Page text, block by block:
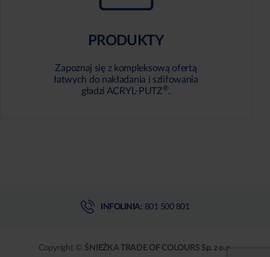
PRODUKTY
Zapoznaj się z kompleksową ofertą
łatwych do nakładania i szlifowania
gładzi ACRYL-PUTZ®.
INFOLINIA: 801 500 801
Copyright © ŚNIEŻKA TRADE OF COLOURS Sp. z o.o.